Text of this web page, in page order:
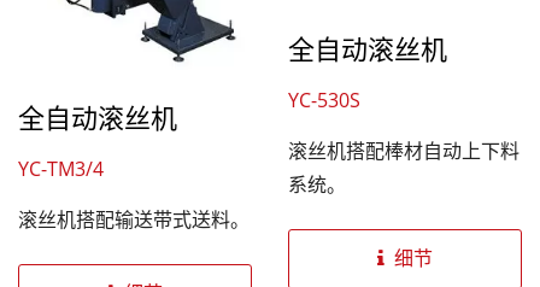
全自动滚丝机
YC-TM3/4
滚丝机搭配输送带式送料。
全自动滚丝机
YC-530S
滚丝机搭配棒材自动上下料
系统。
细节